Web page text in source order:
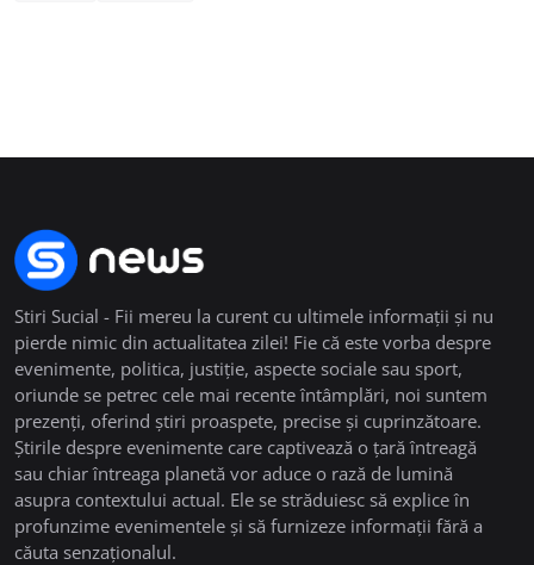
Stiri Sucial - Fii mereu la curent cu ultimele informații și nu
pierde nimic din actualitatea zilei! Fie că este vorba despre
evenimente, politica, justiție, aspecte sociale sau sport,
oriunde se petrec cele mai recente întâmplări, noi suntem
prezenți, oferind știri proaspete, precise și cuprinzătoare.
Știrile despre evenimente care captivează o țară întreagă
sau chiar întreaga planetă vor aduce o rază de lumină
asupra contextului actual. Ele se străduiesc să explice în
profunzime evenimentele și să furnizeze informații fără a
căuta senzaționalul.